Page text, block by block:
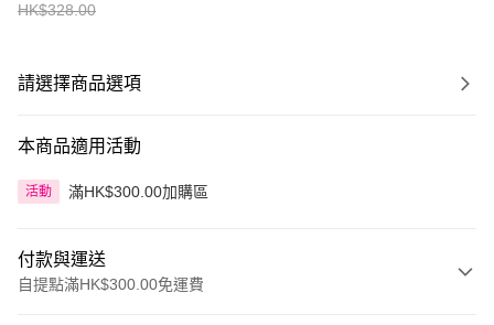
HK$328.00
請選擇商品選項
本商品適用活動
活動 滿HK$300.00加購區
付款與運送
自提點滿HK$300.00免運費